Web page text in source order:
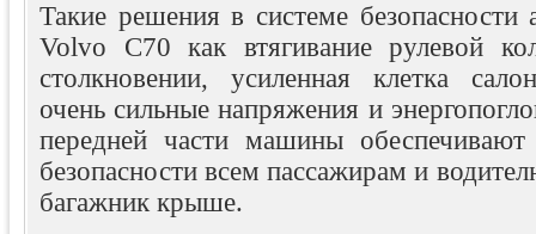
Такие решения в системе безопасности
Volvo C70 как втягивание рулевой
столкновении, усиленная клетка
очень сильные напряжения и
передней части машины обеспечивают
безопасности всем пассажирам и
багажник крыше.